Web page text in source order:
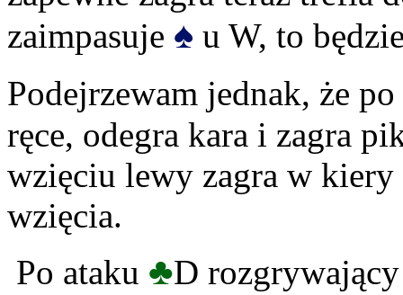
zaimpasuje ♠ u W, to
Podejrzewam jednak, że po
ręce, odegra kara i zagra
wzięciu lewy zagra w kiery
wzięcia.
Po ataku ♣D